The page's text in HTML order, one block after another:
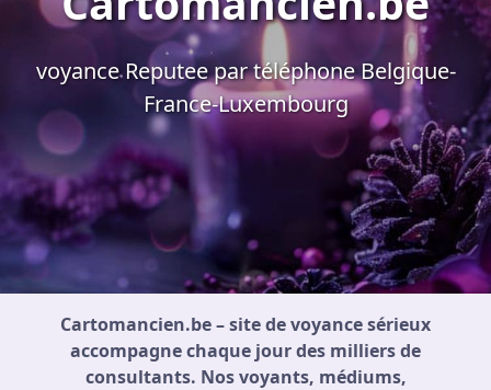
voyance Reputee par téléphone Belgique-
France-Luxembourg
Cartomancien.be – site de voyance sérieux
accompagne chaque jour des milliers de
consultants. Nos voyants, médiums,